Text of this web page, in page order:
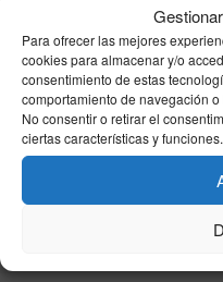
Para ofrecer las mejores
cookies para almacenar y/o
consentimiento de estas
comportamiento de navegación
No consentir o retirar el
ciertas características y funciones.
Publicidad
Unpu
El Periódico de